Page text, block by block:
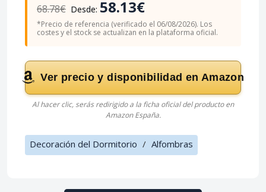
68.78€ Desde: 58.13€
*Precio de referencia (verificado el 06/08/2026). Los
costes y el stock se actualizan en la plataforma oficial.
Ver precio y disponibilidad en Amazon
Al hacer clic, serás redirigido a la ficha oficial del producto en
Amazon España.
Decoración del Dormitorio / Alfombras